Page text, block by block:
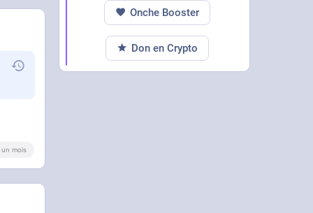
un mois
Onche Booster
Don en Crypto